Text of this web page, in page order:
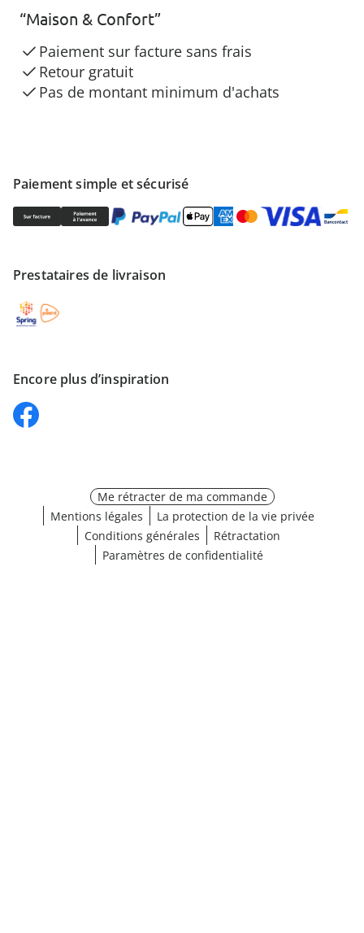
Paiement simple et sécurisé
Prestataires de livraison
Encore plus d’inspiration
“Maison & Confort”
Paiement sur facture sans frais
Retour gratuit
Pas de montant minimum d'achats
Me rétracter de ma commande
Mentions légales
La protection de la vie privée
Conditions générales
Rétractation
Paramètres de confidentialité